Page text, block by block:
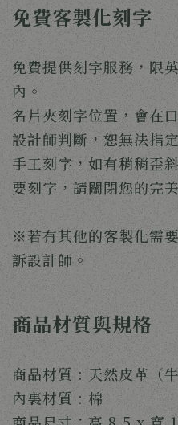
免費客製化刻字
免費提供刻字服務，限
內。
名片夾刻字位置，會在
設計師判斷，恕無法指
手工刻字，如有稍稍歪
要刻字，請關閉您的完
※若有其他的客製化需
訴設計師。
商品材質與規格
商品材質 : 天然皮革（牛
內裏材質 : 棉